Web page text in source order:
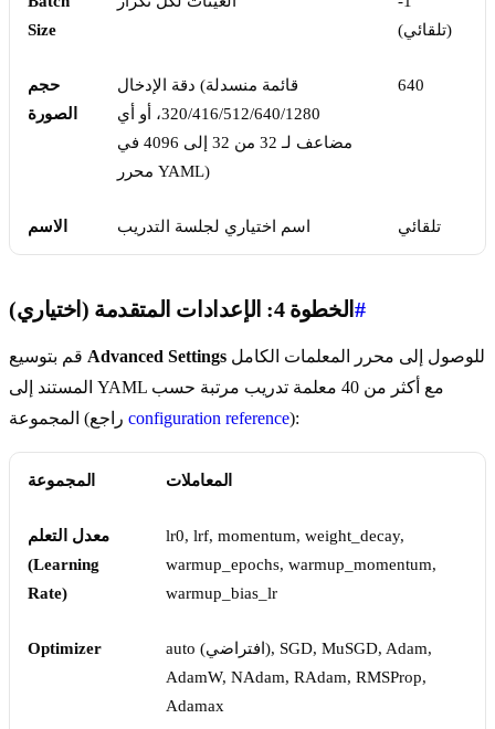
Size
(تلقائي)
حجم
الصورة
دقة الإدخال (قائمة منسدلة
320/416/512/640/1280، أو أي
مضاعف لـ 32 من 32 إلى 4096 في
محرر YAML)
640
الاسم اسم اختياري لجلسة التدريب تلقائي
الخطوة 4: الإعدادات المتقدمة (اختياري) #
Advanced Settings
المستند إلى YAML مع أكثر من 40 معلمة تدريب مرتبة حسب
configuration reference):
المجموعة المعاملات
معدل التعلم
(Learning
Rate)
lr0, lrf, momentum, weight_decay,
warmup_epochs, warmup_momentum,
warmup_bias_lr
Optimizer
auto (افتراضي), SGD, MuSGD, Adam,
AdamW, NAdam, RAdam, RMSProp,
Adamax